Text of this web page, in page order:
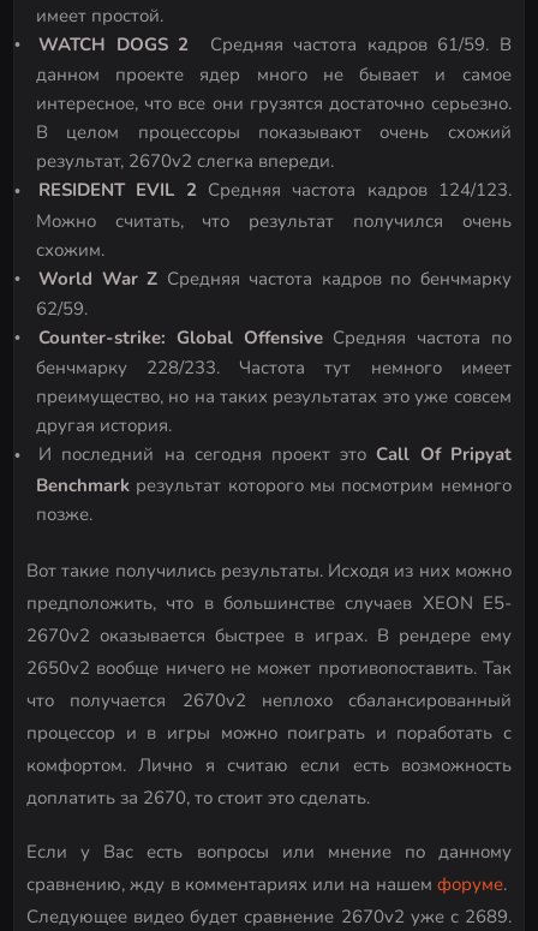
имеет простой.
WATCH DOGS 2 Средняя частота кадров 61/59. В
данном проекте ядер много не бывает и самое
интересное, что все они грузятся достаточно серьезно.
В целом процессоры показывают очень схожий
результат, 2670v2 слегка впереди.
RESIDENT EVIL 2 Средняя частота кадров 124/123.
Можно считать, что результат получился очень
схожим.
World War Z Средняя частота кадров по бенчмарку
62/59.
Counter-strike: Global Offensive Средняя частота по
бенчмарку 228/233. Частота тут немного имеет
преимущество, но на таких результатах это уже совсем
другая история.
И последний на сегодня проект этоCall Of Pripyat
Benchmark результат которого мы посмотрим немного
позже.
Вот такие получились результаты. Исходя из них можно
предположить, что в большинстве случаев XEON E5-
2670v2 оказывается быстрее в играх. В рендере ему
2650v2 вообще ничего не может противопоставить. Так
что получается 2670v2 неплохо сбалансированный
процессор и в игры можно поиграть и поработать с
комфортом. Лично я считаю если есть возможность
доплатить за 2670, то стоит это сделать.
Если у Вас есть вопросы или мнение по данному
сравнению, жду в комментариях или на нашем форуме.
Следующее видео будет сравнение 2670v2 уже с 2689.